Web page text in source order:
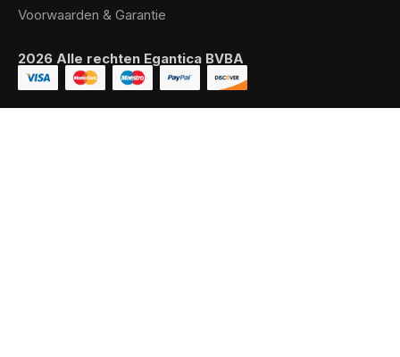
Voorwaarden & Garantie
2026 Alle rechten Egantica BVBA